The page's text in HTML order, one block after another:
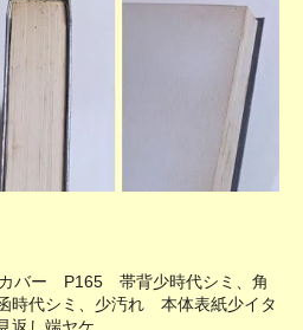
バー P165 帯背少時代シミ、角
時代シミ、少汚れ 本体表紙少イタ